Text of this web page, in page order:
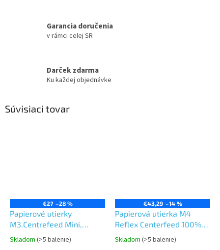
Garancia doručenia
v rámci celej SR
Darček zdarma
Ku každej objednávke
Súvisiaci tovar
€27 –28 %
Papierové utierky
M3.Centrefeed Mini,
Reflex 2vrst. 60m recykel
Priemerné
Skladom (>5 balenie)
€43,29 –14 %
Papierová utierka M4
Reflex Centerfeed 100%
celulóza 300m 1vrst.GRITE
Priemerné
Skladom (>5 balenie)